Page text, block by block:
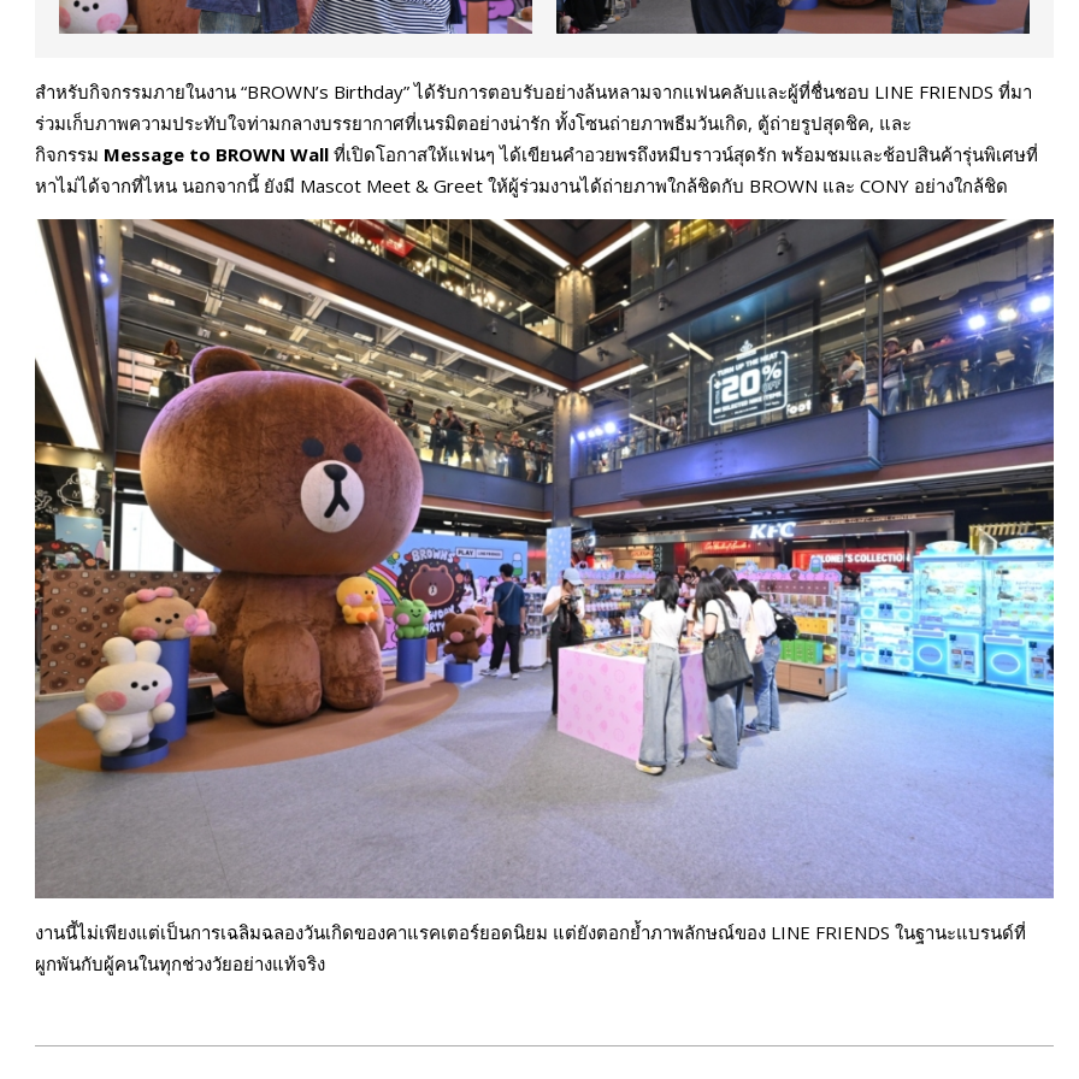
สำหรับกิจกรรมภายในงาน “BROWN’s Birthday” ได้รับการตอบรับอย่างล้นหลามจากแฟนคลับและผู้ที่ชื่นชอบ LINE FRIENDS ที่มา
ร่วมเก็บภาพความประทับใจท่ามกลางบรรยากาศที่เนรมิตอย่างน่ารัก ทั้งโซนถ่ายภาพธีมวันเกิด, ตู้ถ่ายรูปสุดชิค, และ
กิจกรรม Message to BROWN Wall ที่เปิดโอกาสให้แฟนๆ ได้เขียนคำอวยพรถึงหมีบราวน์สุดรัก พร้อมชมและช้อปสินค้ารุ่นพิเศษที่
หาไม่ได้จากที่ไหน นอกจากนี้ ยังมี Mascot Meet & Greet ให้ผู้ร่วมงานได้ถ่ายภาพใกล้ชิดกับ BROWN และ CONY อย่างใกล้ชิด
งานนี้ไม่เพียงแต่เป็นการเฉลิมฉลองวันเกิดของคาแรคเตอร์ยอดนิยม แต่ยังตอกย้ำภาพลักษณ์ของ LINE FRIENDS ในฐานะแบรนด์ที่
ผูกพันกับผู้คนในทุกช่วงวัยอย่างแท้จริง